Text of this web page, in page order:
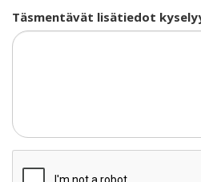
Täsmentävät lisätiedot